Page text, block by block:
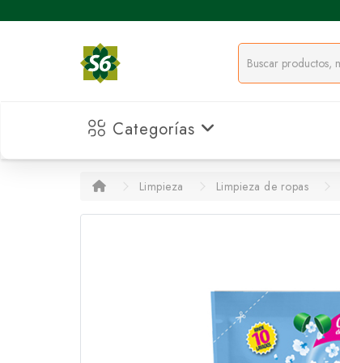
Categorías
Limpieza Limpieza de ropas